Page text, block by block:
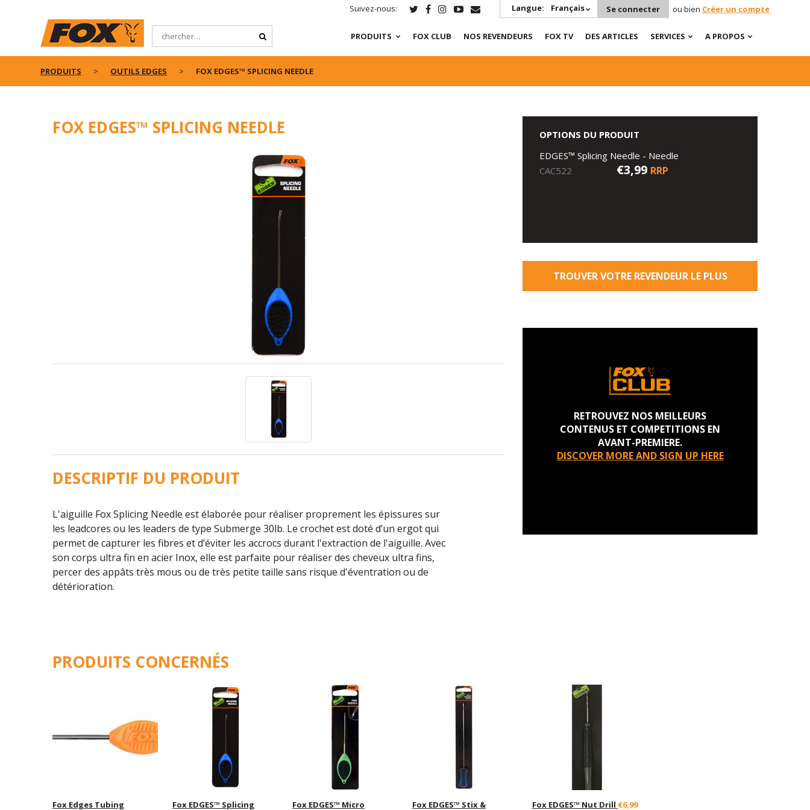
Suivez-nous: Langue: Français Se connecter ou bien Créer un compte
PRODUITS FOX CLUB NOS REVENDEURS FOX TV DES ARTICLES SERVICES A PROPOS
PRODUITS OUTILS EDGES FOX EDGES™ SPLICING NEEDLE
FOX EDGES™ SPLICING NEEDLE
DESCRIPTIF DU PRODUIT
L'aiguille Fox Splicing Needle est élaborée pour réaliser proprement les épissures sur
les leadcores ou les leaders de type Submerge 30lb. Le crochet est doté d’un ergot qui
permet de capturer les fibres et d’éviter les accrocs durant l'extraction de l'aiguille. Avec
son corps ultra fin en acier Inox, elle est parfaite pour réaliser des cheveux ultra fins,
percer des appâts très mous ou de très petite taille sans risque d'éventration ou de
détérioration.
OPTIONS DU PRODUIT
EDGES™ Splicing Needle - Needle
CAC522
€3,99 RRP
TROUVER VOTRE REVENDEUR LE PLUS
RETROUVEZ NOS MEILLEURS
CONTENUS ET COMPETITIONS EN
AVANT-PREMIERE.
DISCOVER MORE AND SIGN UP HERE
PRODUITS CONCERNÉS
Fox Edges Tubing
Fox EDGES™ Splicing
Fox EDGES™ Micro
Fox EDGES™ Stix &
Fox EDGES™ Nut Drill €6,99